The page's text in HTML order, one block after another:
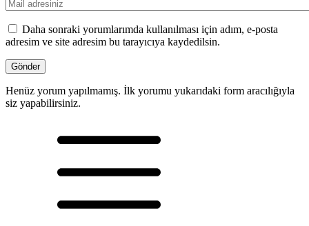
Daha sonraki yorumlarımda kullanılması için adım, e-posta
adresim ve site adresim bu tarayıcıya kaydedilsin.
Henüz yorum yapılmamış. İlk yorumu yukarıdaki form aracılığıyla
siz yapabilirsiniz.